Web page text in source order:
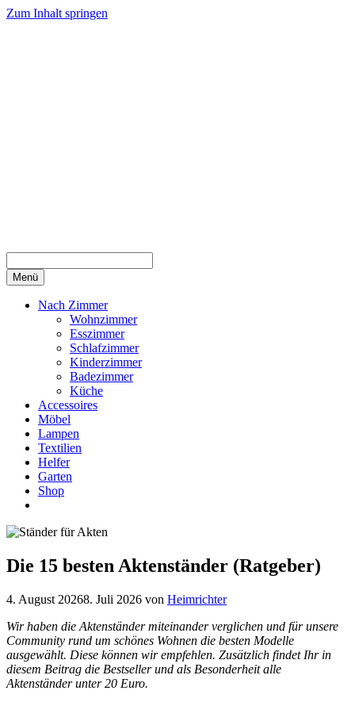
Zum Inhalt springen
Menü
Nach Zimmer
Wohnzimmer
Esszimmer
Schlafzimmer
Kinderzimmer
Badezimmer
Küche
Accessoires
Möbel
Lampen
Textilien
Helfer
Garten
Shop
Die 15 besten Aktenständer (Ratgeber)
4. August 20268. Juli 2026 von Heimrichter
Wir haben die Aktenständer miteinander verglichen und für unsere
Community rund um schönes Wohnen die besten Modelle
ausgewählt. Diese können wir empfehlen. Zusätzlich findet Ihr in
diesem Beitrag die Bestseller und als Besonderheit alle
Aktenständer unter 20 Euro.